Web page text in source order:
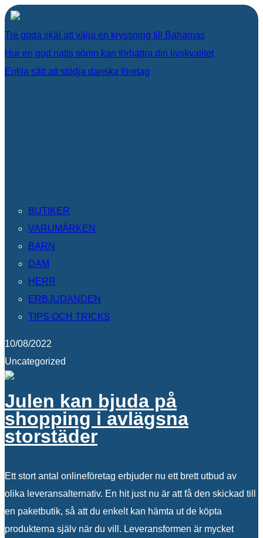
Tre goda skäl att välja en kryssning till Bahamas
Hur en god natts sömn kan förbättra din livskvalitet
Enkla sätt att stödja danska företag
BUTIKER
VARUMÄRKEN
BARN
DAM
HERR
ERBJUDANDEN
TIPS OCH TRICKS
10/08/2022
Uncategorized
Julen kan bjuda på
shopping i avlägsna
storstäder
Ett stort antal onlineföretag erbjuder nu ett brett utbud av
olika leveransalternativ. En hit just nu är att få den skickad till
en paketbutik, så att du enkelt kan hämta ut de köpta
produkterna själv när du vill. Leveransformen är mycket